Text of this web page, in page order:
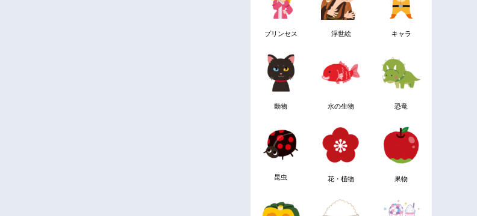
プリンセス 浮世絵 キャラ
動物 水の生物 恐竜
昆虫 花・植物 果物